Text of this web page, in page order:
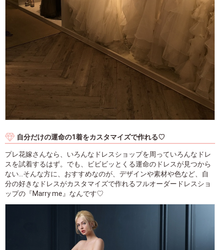
自分だけの運命の1着をカスタマイズで作れる♡
プレ花嫁さんなら、いろんなドレスショップを周っていろんなドレ
スを試着するはず。でも、ビビビッとくる運命のドレスが見つから
ない...そんな方に、おすすめなのが、デザインや素材や色など、自
分の好きなドレスがカスタマイズで作れるフルオーダードレスショ
ップの『Marry me』なんです♡